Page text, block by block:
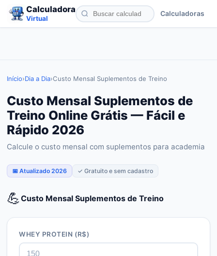
Calculadora
Virtual
Calculadoras
Início›Dia a Dia›Custo Mensal Suplementos de Treino
Custo Mensal Suplementos de
Treino Online Grátis — Fácil e
Rápido 2026
Calcule o custo mensal com suplementos para academia
📅 Atualizado 2026 ✓ Gratuito e sem cadastro
💪Custo Mensal Suplementos de Treino
WHEY PROTEIN (R$)